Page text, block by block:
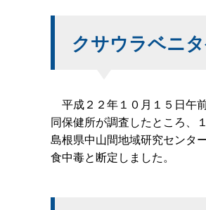
クサウラベニ
平成２２年１０月１５日午
同保健所が調査したところ、
島根県中山間地域研究センタ
食中毒と断定しました。